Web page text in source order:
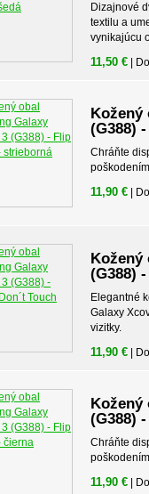
Dizajnové
textilu a
vynikajúcu
11,50 € |
Kožený
(G388)
Chráňte
11,90 € |
Kožený
(G388)
Elegantné
Galaxy
vizitky.
11,90 € |
Kožený
(G388)
Chráňte
11,90 € |